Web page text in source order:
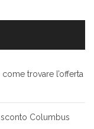
trovare l’offerta
Columbus